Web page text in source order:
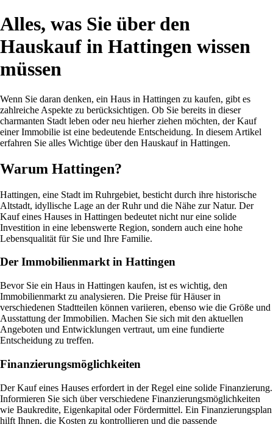
Alles, was Sie über den
Hauskauf in Hattingen wissen
müssen
Wenn Sie daran denken, ein Haus in Hattingen zu kaufen, gibt es
zahlreiche Aspekte zu berücksichtigen. Ob Sie bereits in dieser
charmanten Stadt leben oder neu hierher ziehen möchten, der Kauf
einer Immobilie ist eine bedeutende Entscheidung. In diesem Artikel
erfahren Sie alles Wichtige über den Hauskauf in Hattingen.
Warum Hattingen?
Hattingen, eine Stadt im Ruhrgebiet, besticht durch ihre historische
Altstadt, idyllische Lage an der Ruhr und die Nähe zur Natur. Der
Kauf eines Hauses in Hattingen bedeutet nicht nur eine solide
Investition in eine lebenswerte Region, sondern auch eine hohe
Lebensqualität für Sie und Ihre Familie.
Der Immobilienmarkt in Hattingen
Bevor Sie ein Haus in Hattingen kaufen, ist es wichtig, den
Immobilienmarkt zu analysieren. Die Preise für Häuser in
verschiedenen Stadtteilen können variieren, ebenso wie die Größe und
Ausstattung der Immobilien. Machen Sie sich mit den aktuellen
Angeboten und Entwicklungen vertraut, um eine fundierte
Entscheidung zu treffen.
Finanzierungsmöglichkeiten
Der Kauf eines Hauses erfordert in der Regel eine solide Finanzierung.
Informieren Sie sich über verschiedene Finanzierungsmöglichkeiten
wie Baukredite, Eigenkapital oder Fördermittel. Ein Finanzierungsplan
hilft Ihnen, die Kosten zu kontrollieren und die passende